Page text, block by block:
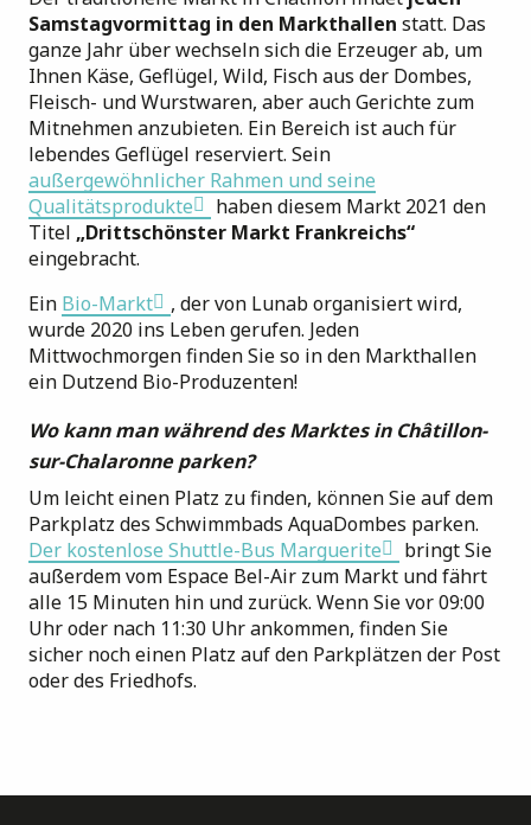
Samstagvormittag in den Markthallen statt. Das
ganze Jahr über wechseln sich die Erzeuger ab, um
Ihnen Käse, Geflügel, Wild, Fisch aus der Dombes,
Fleisch- und Wurstwaren, aber auch Gerichte zum
Mitnehmen anzubieten. Ein Bereich ist auch für
lebendes Geflügel reserviert. Sein
außergewöhnlicher Rahmen und seine
Qualitätsprodukte
haben diesem Markt 2021 den
Titel „Drittschönster Markt Frankreichs“
eingebracht.
Ein Bio-Markt
, der von Lunab organisiert wird,
wurde 2020 ins Leben gerufen. Jeden
Mittwochmorgen finden Sie so in den Markthallen
ein Dutzend Bio-Produzenten!
Wo kann man während des Marktes in Châtillon-
sur-Chalaronne parken?
Um leicht einen Platz zu finden, können Sie auf dem
Parkplatz des Schwimmbads AquaDombes parken.
Der kostenlose Shuttle-Bus Marguerite
bringt Sie
außerdem vom Espace Bel-Air zum Markt und fährt
alle 15 Minuten hin und zurück. Wenn Sie vor 09:00
Uhr oder nach 11:30 Uhr ankommen, finden Sie
sicher noch einen Platz auf den Parkplätzen der Post
oder des Friedhofs.